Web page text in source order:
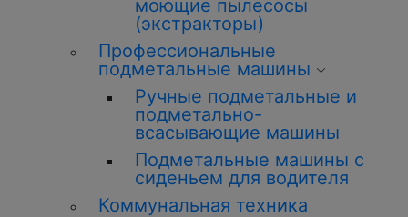
моющие пылесосы
(экстракторы)
Профессиональные
подметальные машины
Ручные подметальные и
подметально-
всасывающие машины
Подметальные машины с
сиденьем для водителя
Коммунальная техника